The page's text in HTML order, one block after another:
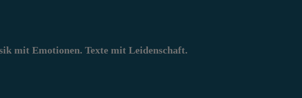
mit Emotionen. Texte mit Leidenschaft.